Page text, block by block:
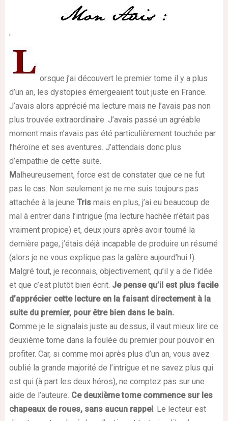
'
orsque j’ai découvert le premier tome il y a plus
d’un an, les dystopies émergeaient tout juste en France.
J’avais alors apprécié ma lecture mais ne l’avais pas non
plus trouvée extraordinaire. J’avais passé un agréable
moment mais n’avais pas été particulièrement touchée par
l’héroïne et ses aventures. J’attendais donc plus
d’empathie de cette suite.
Malheureusement, force est de constater que ce ne fut
pas le cas. Non seulement je ne me suis toujours pas
attachée à la jeune Trismais en plus, j’ai eu beaucoup de
mal à entrer dans l’intrigue (ma lecture hachée n’était pas
vraiment propice) et, deux jours après avoir tourné la
dernière page, j’étais déjà incapable de produire un résumé
(alors je ne vous explique pas la galère aujourd’hui !).
Malgré tout, je reconnais, objectivement, qu’il y a de l’idée
et que c’est plutôt bien écrit. Je pense qu’il est plus facile
d’apprécier cette lecture en la faisant directement à la
suite du premier, pour être bien dans le bain.
Comme je le signalais juste au dessus, il vaut mieux lire ce
deuxième tome dans la foulée du premier pour pouvoir en
profiter. Car, si comme moi après plus d’un an, vous avez
oublié la grande majorité de l’intrigue et ne savez plus qui
est qui (à part les deux héros), ne comptez pas sur une
aide de l’auteure. Ce deuxième tome commence sur les
chapeaux de roues, sans aucun rappel. Le lecteur est